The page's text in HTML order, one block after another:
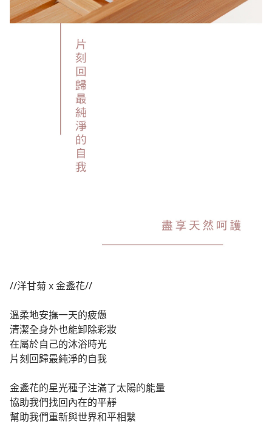
//洋甘菊 x 金盞花//
溫柔地安撫一天的疲憊
清潔全身外也能卸除彩妝
在屬於自己的沐浴時光
片刻回歸最純淨的自我
金盞花的星光種子注滿了太陽的能量
協助我們找回內在的平靜
幫助我們重新與世界和平相繫